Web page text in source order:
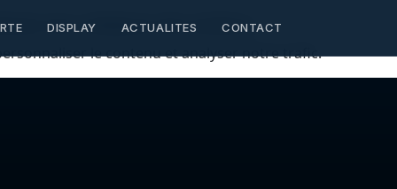
nos créateurs de contenu
le contenu et analyser notre trafic.
DISPLAY ACTUALITES CONTACT